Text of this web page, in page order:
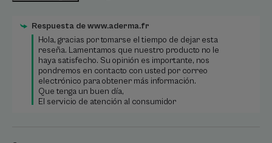
Respuesta dewww.aderma.fr
Hola, gracias por tomarse el tiempo de dejar esta
reseña. Lamentamos que nuestro producto no le
haya satisfecho. Su opinión es importante, nos
pondremos en contacto con usted por correo
electrónico para obtener más información.
Que tenga un buen día,
El servicio de atención al consumidor